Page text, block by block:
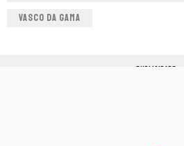
VASCO DA GAMA
PUBLICIDADE